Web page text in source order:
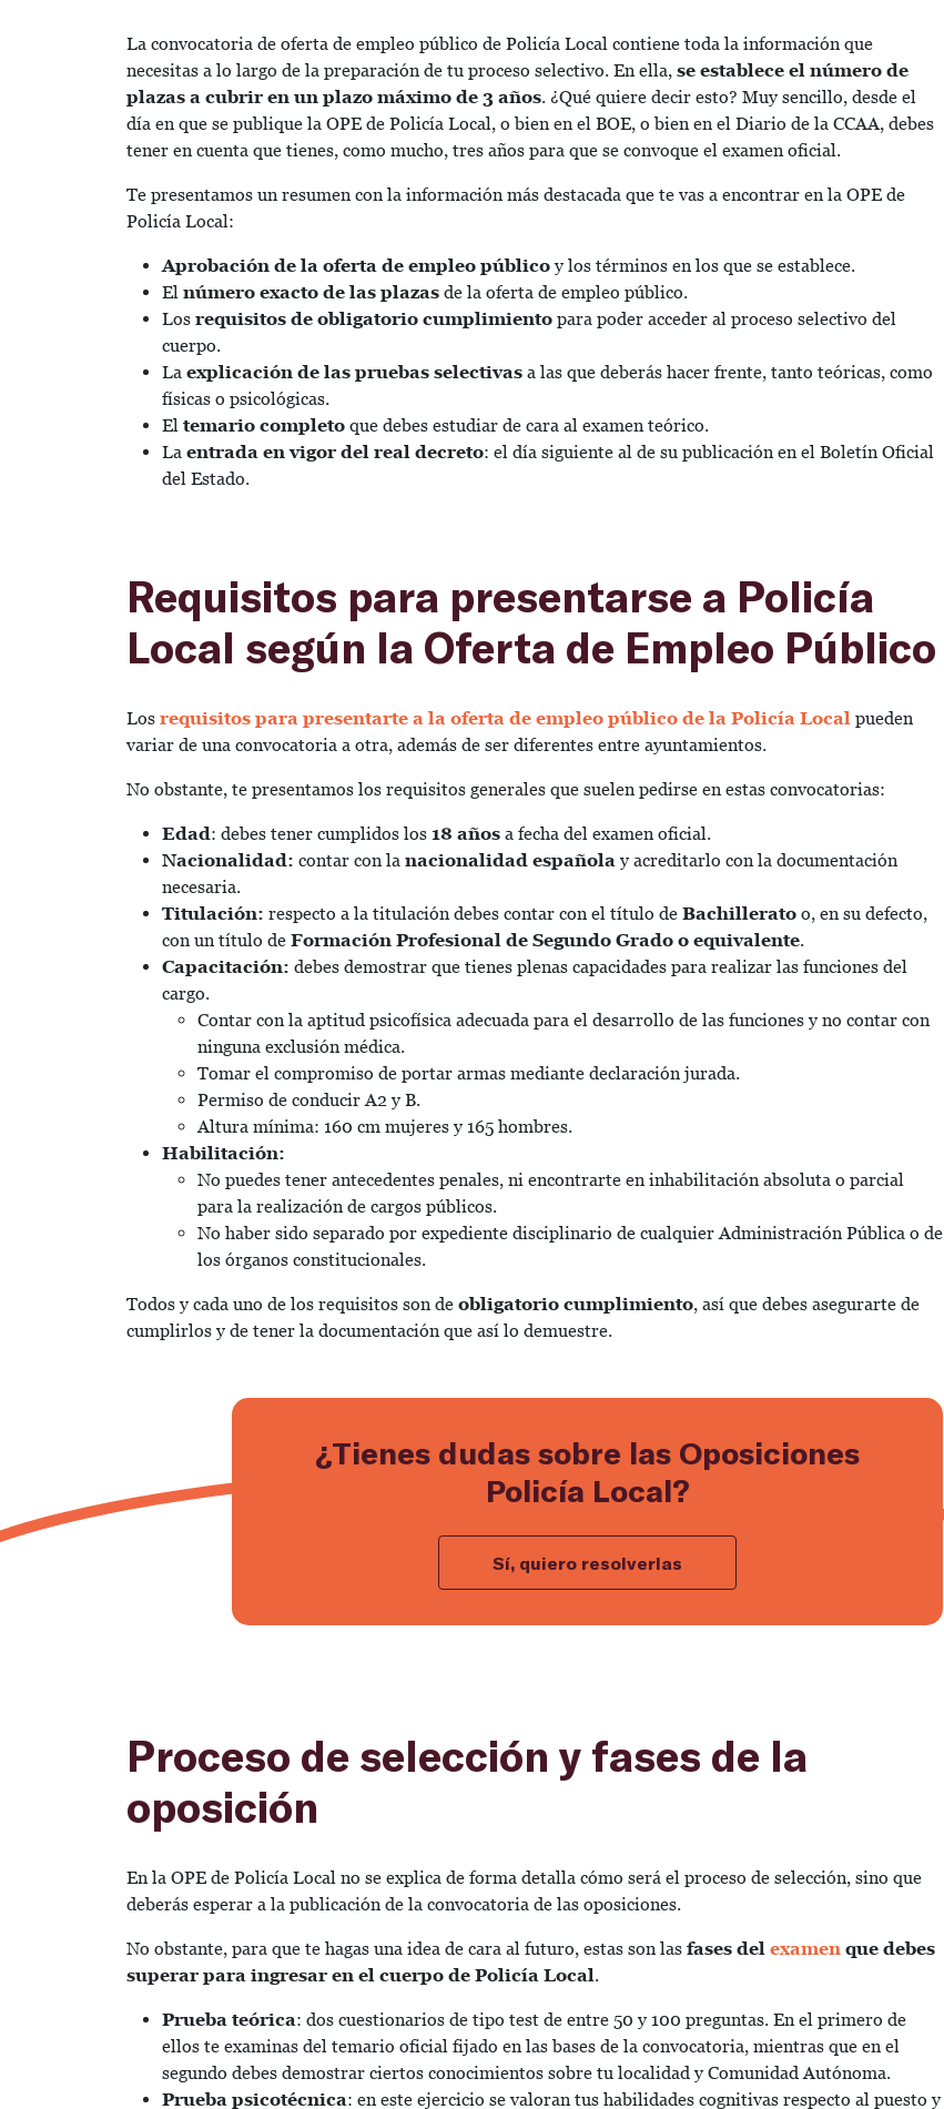
La convocatoria de oferta de empleo público de Policía Local contiene toda la información que
necesitas a lo largo de la preparación de tu proceso selectivo. En ella, se establece el número de
plazas a cubrir en un plazo máximo de 3 años. ¿Qué quiere decir esto? Muy sencillo, desde el
día en que se publique la OPE de Policía Local, o bien en el BOE, o bien en el Diario de la CCAA, debes
tener en cuenta que tienes, como mucho, tres años para que se convoque el examen oficial.
Te presentamos un resumen con la información más destacada que te vas a encontrar en la OPE de
Policía Local:
Aprobación de la oferta de empleo públicoy los términos en los que se establece.
El número exacto de las plazas de la oferta de empleo público.
Los requisitos de obligatorio cumplimiento para poder acceder al proceso selectivo del
cuerpo.
La explicación de las pruebas selectivas a las que deberás hacer frente, tanto teóricas, como
físicas o psicológicas.
El temario completo que debes estudiar de cara al examen teórico.
La entrada en vigor del real decreto: el día siguiente al de su publicación en el Boletín Oficial
del Estado.
Requisitos para presentarse a Policía
Local según la Oferta de Empleo Público
Los requisitos para presentarte a la oferta de empleo público de la Policía Local pueden
variar de una convocatoria a otra, además de ser diferentes entre ayuntamientos.
No obstante, te presentamos los requisitos generales que suelen pedirse en estas convocatorias:
Edad: debes tener cumplidos los 18 años a fecha del examen oficial.
Nacionalidad: contar con la nacionalidad españolay acreditarlo con la documentación
necesaria.
Titulación: respecto a la titulación debes contar con el título de Bachillerato o, en su defecto,
con un título de Formación Profesional de Segundo Grado o equivalente.
Capacitación: debes demostrar que tienes plenas capacidades para realizar las funciones del
cargo.
Contar con la aptitud psicofísica adecuada para el desarrollo de las funciones y no contar con
ninguna exclusión médica.
Tomar el compromiso de portar armas mediante declaración jurada.
Permiso de conducir A2 y B.
Altura mínima: 160 cm mujeres y 165 hombres.
Habilitación:
No puedes tener antecedentes penales, ni encontrarte en inhabilitación absoluta o parcial
para la realización de cargos públicos.
No haber sido separado por expediente disciplinario de cualquier Administración Pública o de
los órganos constitucionales.
Todos y cada uno de los requisitos son de obligatorio cumplimiento, así que debes asegurarte de
cumplirlos y de tener la documentación que así lo demuestre.
¿Tienes dudas sobre las Oposiciones
Policía Local?
Sí, quiero resolverlas
Proceso de selección y fases de la
oposición
En la OPE de Policía Local no se explica de forma detalla cómo será el proceso de selección, sino que
deberás esperar a la publicación de la convocatoria de las oposiciones.
No obstante, para que te hagas una idea de cara al futuro, estas son las fases del examen que debes
superar para ingresar en el cuerpo de Policía Local.
Prueba teórica: dos cuestionarios de tipo test de entre 50 y 100 preguntas. En el primero de
ellos te examinas del temario oficial fijado en las bases de la convocatoria, mientras que en el
segundo debes demostrar ciertos conocimientos sobre tu localidad y Comunidad Autónoma.
Prueba psicotécnica: en este ejercicio se valoran tus habilidades cognitivas respecto al puesto y